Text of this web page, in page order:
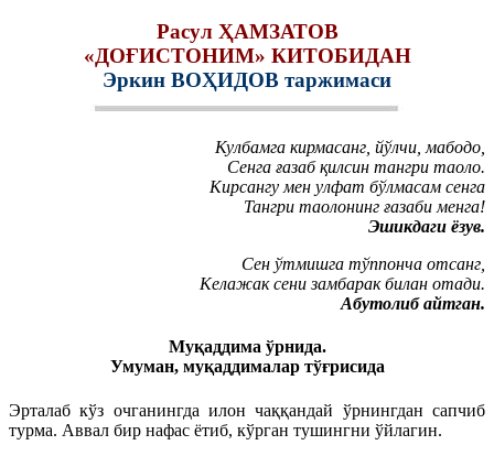
Расул ҲАМЗАТОВ
«ДОҒИСТОНИМ» КИТОБИДАН
Эркин ВОҲИДОВ таржимаси
Кулбамга кирмасанг, йўлчи, мабодо,
Сенга ғазаб қилсин тангри таоло.
Кирсангу мен улфат бўлмасам сенга
Тангри таолонинг ғазаби менга!
Эшикдаги ёзув.
Сен ўтмишга тўппонча отсанг,
Келажак сени замбарак билан отади.
Абутолиб айтган.
Муқаддима ўрнида.
Умуман, муқаддималар тўғрисида
Эрталаб кўз очганингда илон чаққандай ўрнингдан сапчиб
турма. Аввал бир нафас ётиб, кўрган тушингни ўйлагин.